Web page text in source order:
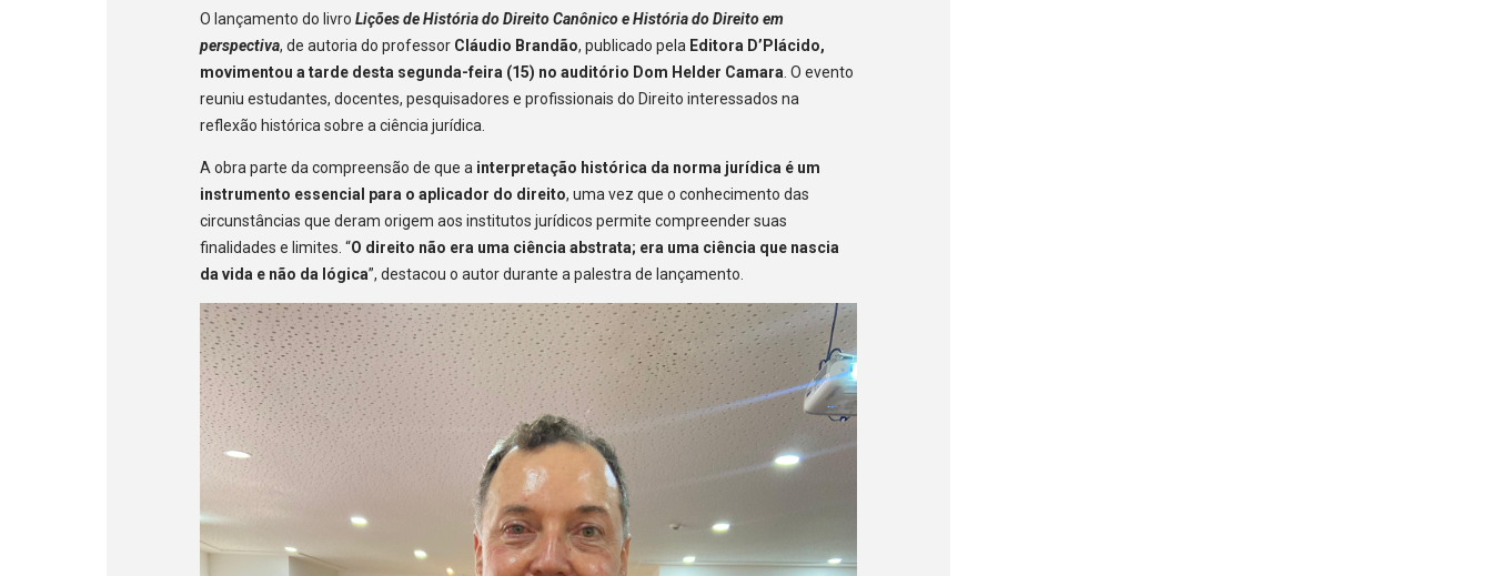
O lançamento do livroLições de História do Direito Canônico e História do Direito em
perspectiva, de autoria do professor Cláudio Brandão, publicado pela Editora D’Plácido,
movimentou a tarde desta segunda-feira (15) no auditório Dom Helder Camara . O evento
reuniu estudantes, docentes, pesquisadores e profissionais do Direito interessados na
reflexão histórica sobre a ciência jurídica.
A obra parte da compreensão de que a interpretação histórica da norma jurídica é um
instrumento essencial para o aplicador do direito, uma vez que o conhecimento das
circunstâncias que deram origem aos institutos jurídicos permite compreender suas
finalidades e limites. “O direito não era uma ciência abstrata; era uma ciência que nascia
da vida e não da lógica”, destacou o autor durante a palestra de lançamento.